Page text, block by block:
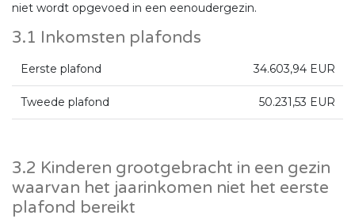
niet wordt opgevoed in een eenoudergezin.
3.1 Inkomsten plafonds
Eerste plafond 34.603,94 EUR
Tweede plafond 50.231,53 EUR
3.2 Kinderen grootgebracht in een gezin
waarvan het jaarinkomen niet het eerste
plafond bereikt